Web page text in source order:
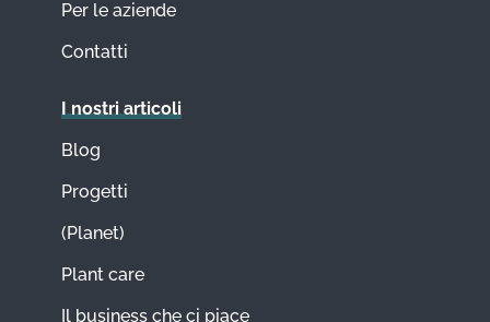
Per le aziende
Contatti
I nostri articoli
Blog
Progetti
(Planet)
Plant care
Il business che ci piace